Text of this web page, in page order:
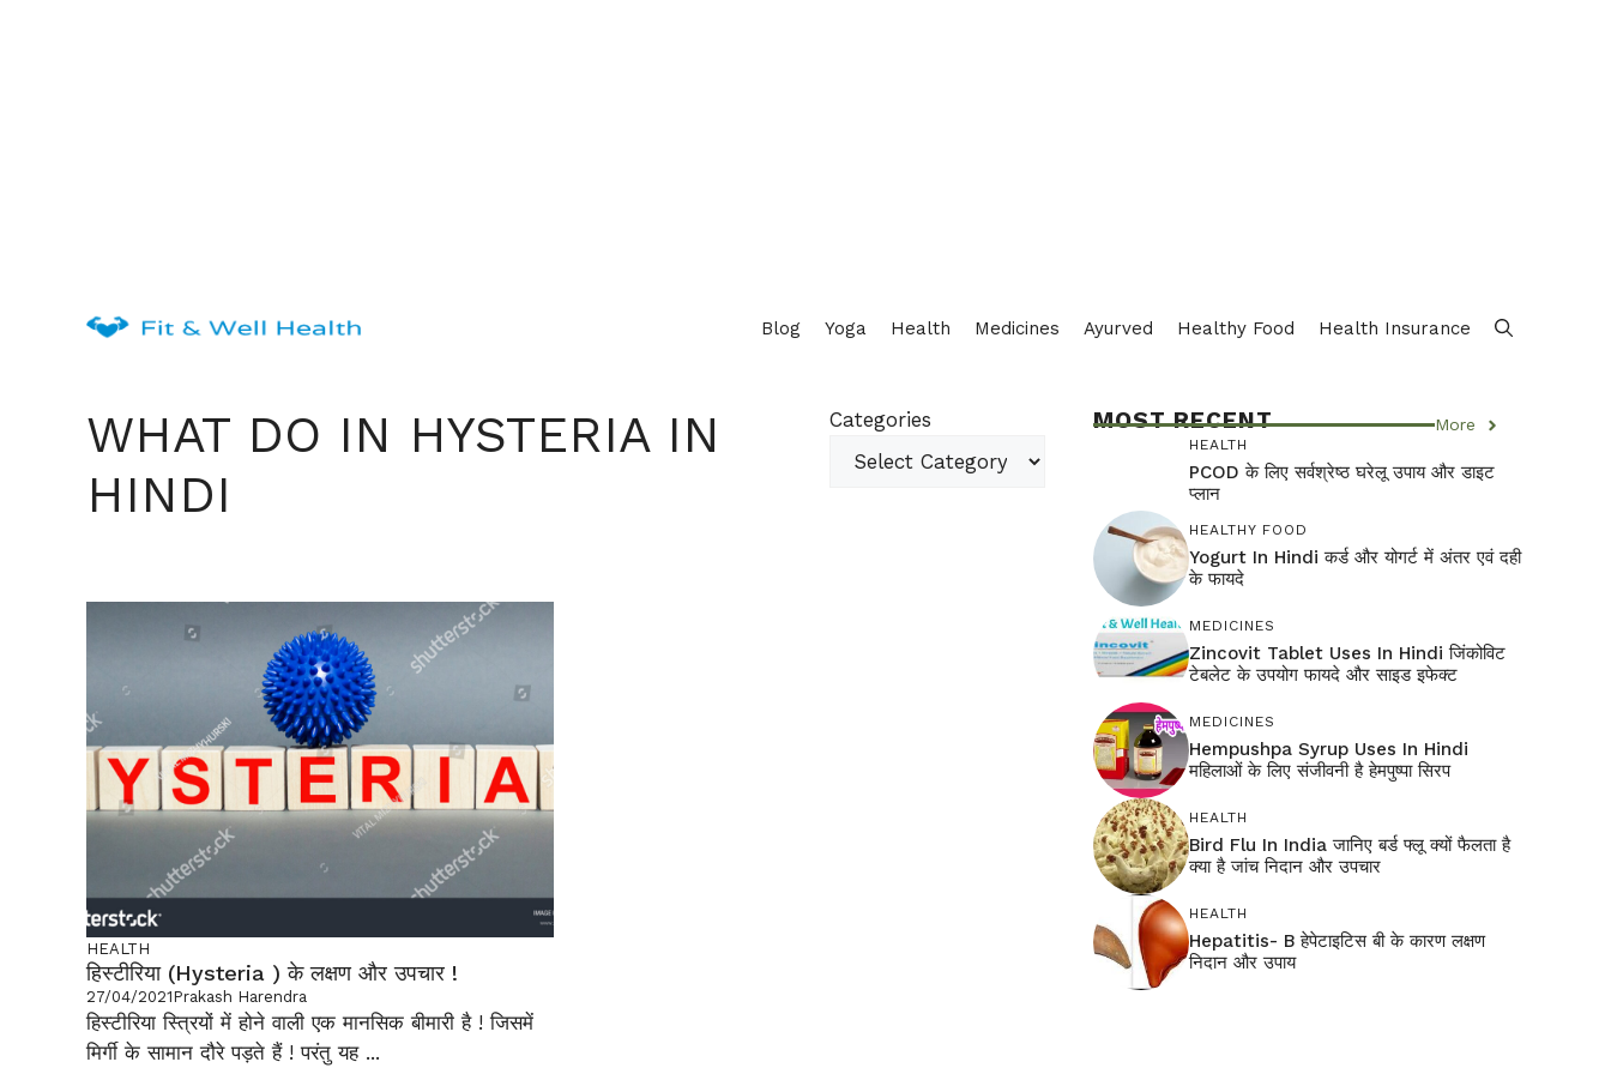
Blog Yoga Health Medicines Ayurved Healthy Food Health Insurance
WHAT DO IN HYSTERIA IN
HINDI
Categories
HEALTH
हिस्टीरिया (Hysteria ) के लक्षण और उपचार !
27/04/2021Prakash Harendra
हिस्टीरिया स्त्रियों में होने वाली एक मानसिक बीमारी है ! जिसमें
मिर्गी के सामान दौरे पड़ते हैं ! परंतु यह ...
MOST RECENT More
HEALTH
PCOD के लिए सर्वश्रेष्ठ घरेलू उपाय और डाइट
प्लान
HEALTHY FOOD
Yogurt In Hindi कर्ड और योगर्ट में अंतर एवं दही
के फायदे
MEDICINES
Zincovit Tablet Uses In Hindi जिंकोविट
टेबलेट के उपयोग फायदे और साइड इफेक्ट
MEDICINES
Hempushpa Syrup Uses In Hindi
महिलाओं के लिए संजीवनी है हेमपुष्पा सिरप
HEALTH
Bird Flu In India जानिए बर्ड फ्लू क्यों फैलता है
क्या है जांच निदान और उपचार
HEALTH
Hepatitis- B हेपेटाइटिस बी के कारण लक्षण
निदान और उपाय